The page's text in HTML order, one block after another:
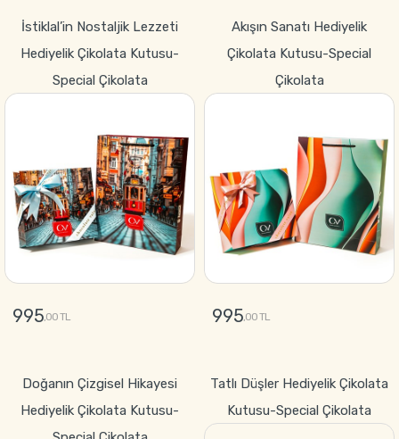
İstiklal’in Nostaljik Lezzeti
Hediyelik Çikolata Kutusu-
Special Çikolata
995,00 TL
Akışın Sanatı Hediyelik
Çikolata Kutusu-Special
Çikolata
995,00 TL
Doğanın Çizgisel Hikayesi
Hediyelik Çikolata Kutusu-
Tatlı Düşler Hediyelik Çikolata
Kutusu-Special Çikolata